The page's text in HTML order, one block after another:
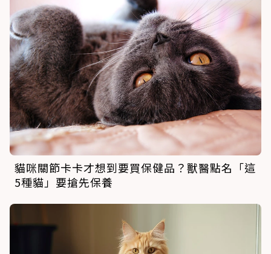
貓咪關節卡卡才想到要買保健品？獸醫點名「這
5種貓」要搶先保養